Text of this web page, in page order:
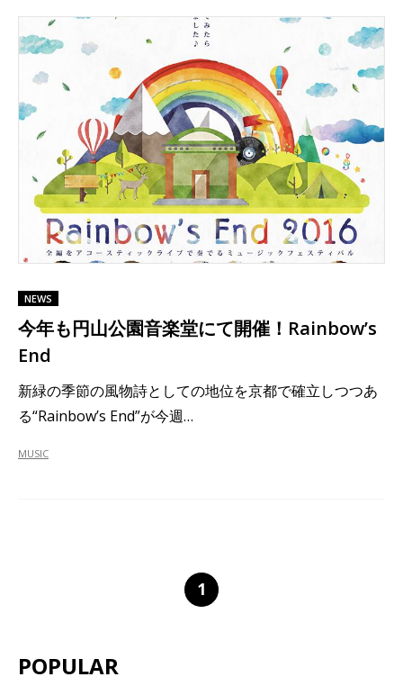
NEWS
今年も円山公園音楽堂にて開催！Rainbow’s
End
新緑の季節の風物詩としての地位を京都で確立しつつあ
る“Rainbow’s End”が今週…
MUSIC
1
POPULAR